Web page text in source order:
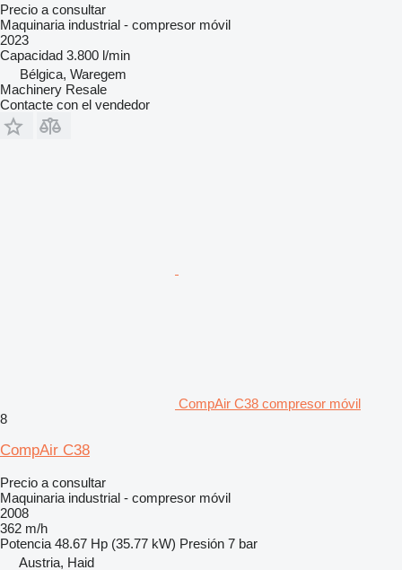
Precio a consultar
Maquinaria industrial - compresor móvil
2023
Capacidad 3.800 l/min
Bélgica, Waregem
Machinery Resale
Contacte con el vendedor
CompAir C38 compresor móvil
8
CompAir C38
Precio a consultar
Maquinaria industrial - compresor móvil
2008
362 m/h
Potencia 48.67 Hp (35.77 kW) Presión 7 bar
Austria, Haid